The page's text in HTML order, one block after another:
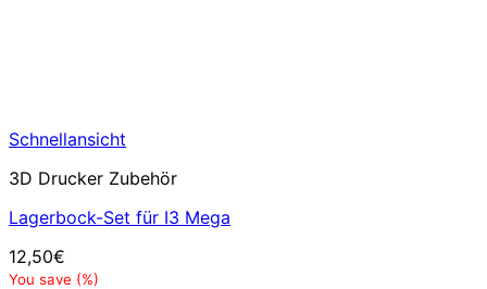
Schnellansicht
3D Drucker Zubehör
Lagerbock-Set für I3 Mega
12,50€
You save (%)